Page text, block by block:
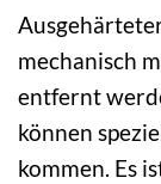
mechanisch
entfernt
können
kommen. Es